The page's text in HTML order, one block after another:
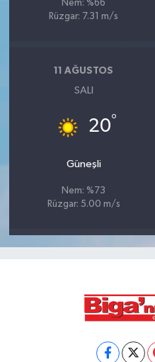
Nem: %66
Rüzgar: 7.31 m/s
11 AĞUSTOS
SALI
20°
Güneşli
Nem: %73
Rüzgar: 5.00 m/s